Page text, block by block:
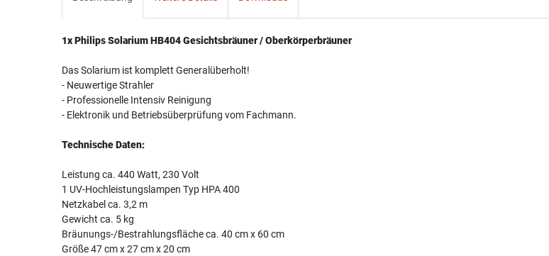
1x Philips Solarium HB404 Gesichtsbräuner / Oberkörperbräuner
Das Solarium ist komplett Generalüberholt!
- Neuwertige Strahler
- Professionelle Intensiv Reinigung
- Elektronik und Betriebsüberprüfung vom Fachmann.
Technische Daten:
Leistung ca. 440 Watt, 230 Volt
1 UV-Hochleistungslampen Typ HPA 400
Netzkabel ca. 3,2 m
Gewicht ca. 5 kg
Bräunungs-/Bestrahlungsfläche ca. 40 cm x 60 cm
Größe 47 cm x 27 cm x 20 cm